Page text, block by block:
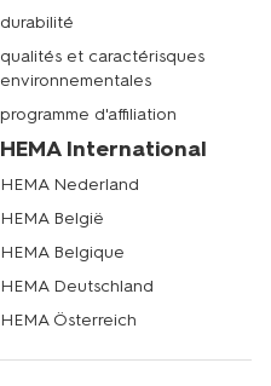
durabilité
qualités et caractérisques
environnementales
programme d'affiliation
HEMA International
HEMA Nederland
HEMA België
HEMA Belgique
HEMA Deutschland
HEMA Österreich